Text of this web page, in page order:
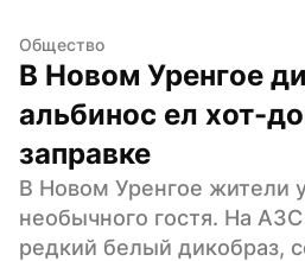
Общество
В Новом Уренгое
альбинос ел хот-
заправке
В Новом Уренгое жители
необычного гостя. На АЗС
редкий белый дикобраз,